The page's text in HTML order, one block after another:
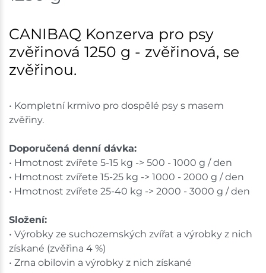
Skladem na prodejně - doručení do 7 dnů
Skladové množství na prodejnách je pouze orientační.
CANIBAQ Konzerva pro psy
zvěřinová 1250 g - zvěřinová, se
zvěřinou.
• Kompletní krmivo pro dospělé psy s masem
zvěřiny.
Doporučená denní dávka:
• Hmotnost zvířete 5-15 kg -> 500 - 1000 g / den
• Hmotnost zvířete 15-25 kg -> 1000 - 2000 g / den
• Hmotnost zvířete 25-40 kg -> 2000 - 3000 g / den
Složení:
• Výrobky ze suchozemských zvířat a výrobky z nich
získané (zvěřina 4 %)
• Zrna obilovin a výrobky z nich získané